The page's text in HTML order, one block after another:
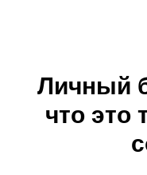
Личный
что это